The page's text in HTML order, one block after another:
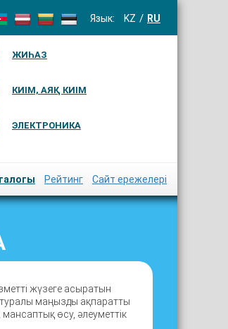
Язык: KZ RU
ЖИҺАЗ
КИІМ, АЯҚ КИІМ
ЭЛЕКТРОНИКА
Рейтинг Сайт ережелері
жүзеге асыратын
туралы маңызды ақпаратты
мансаптық өсу, әлеуметтік